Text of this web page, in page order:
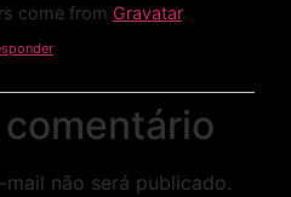
come from Gravatar.
não será publicado.